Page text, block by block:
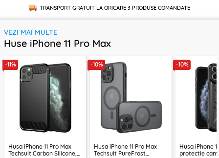
TRANSPORT GRATUIT LA ORICARE 3 PRODUSECOMANDATE
VEZI MAI MULTE
Huse iPhone 11 Pro Max
-11%
Husa iPhone 11 Pro Max
Techsuit Carbon Silicone,
-10%
Husa iPhone 11 Pro Max
Techsuit PureFrost
-10%
Husa iPhone
protectie